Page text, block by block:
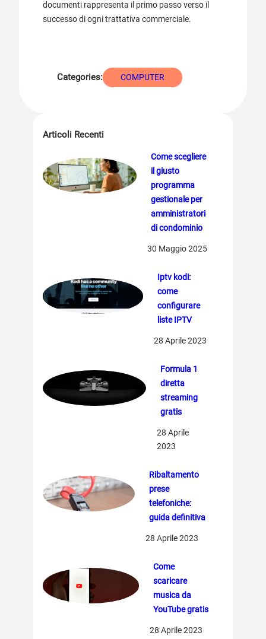
documenti rappresenta il primo passo verso il
successo di ogni trattativa commerciale.
Categories: COMPUTER
Articoli Recenti
Come scegliere
il giusto
programma
gestionale per
amministratori
di condominio
30 Maggio 2025
Iptv kodi:
come
configurare
liste IPTV
28 Aprile 2023
Formula 1
diretta
streaming
gratis
28 Aprile
2023
Ribaltamento
prese
telefoniche:
guida definitiva
28 Aprile 2023
Come
scaricare
musica da
YouTube gratis
28 Aprile 2023